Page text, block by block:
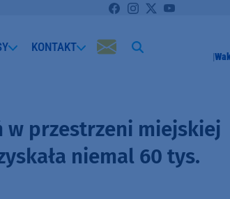
KONTAKT
w przestrzeni miejskiej
niemal 60 tys.